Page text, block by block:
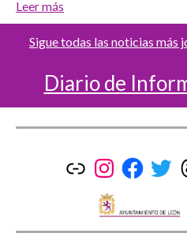
Leer más
Sigue todas las noticias más
Diario de